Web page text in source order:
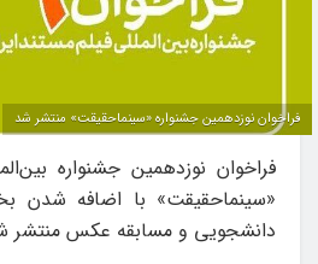
فراخوان نوزدهمین جشنواره «سینماحقیقت» منتشر شد
فراخوان نوزدهمین جشنواره
«سینماحقیقت» با اضافه شدن
دانشجویی و مسابقه عکس منتشر